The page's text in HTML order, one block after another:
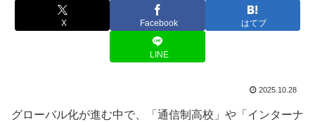
X Facebook はてブ
LINE
2025.10.28
グローバル化が進む中で、「通信制高校」や「インターナ